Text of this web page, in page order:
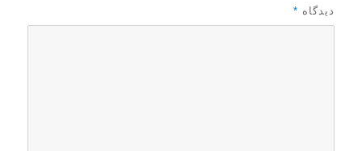
دیدگاه *